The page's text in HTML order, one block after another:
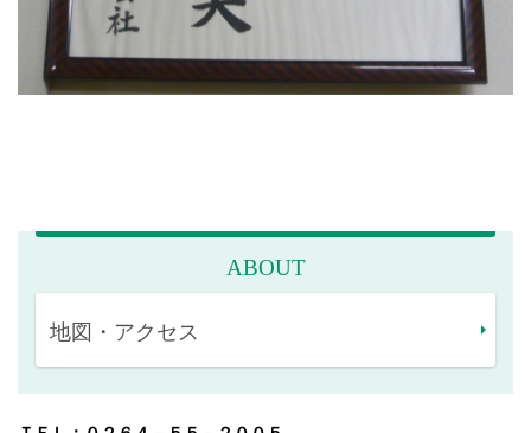
ABOUT
地図・アクセス